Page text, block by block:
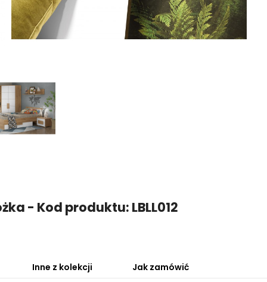
- Kod produktu: LBLL012
Inne z kolekcji Jak zamówić